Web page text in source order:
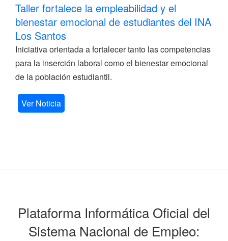
Taller fortalece la empleabilidad y el
bienestar emocional de estudiantes del INA
Los Santos
Iniciativa orientada a fortalecer tanto las competencias
para la inserción laboral como el bienestar emocional
de la población estudiantil.
Ver Noticia
Plataforma Informática Oficial del
Sistema Nacional de Empleo: